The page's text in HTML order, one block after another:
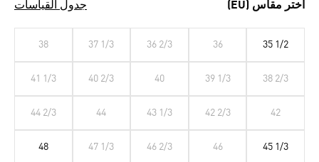
اختر مقاس (EU) جدول القياسات
35 1/2
36
36 2/3
37 1/3
38
38 2/3
39 1/3
40
40 2/3
41 1/3
42
42 2/3
43 1/3
44
44 2/3
45 1/3
46
46 2/3
47 1/3
48